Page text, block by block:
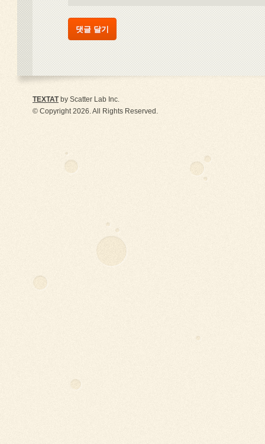
TEXTATby Scatter Lab Inc.
© Copyright 2026. All Rights Reserved.